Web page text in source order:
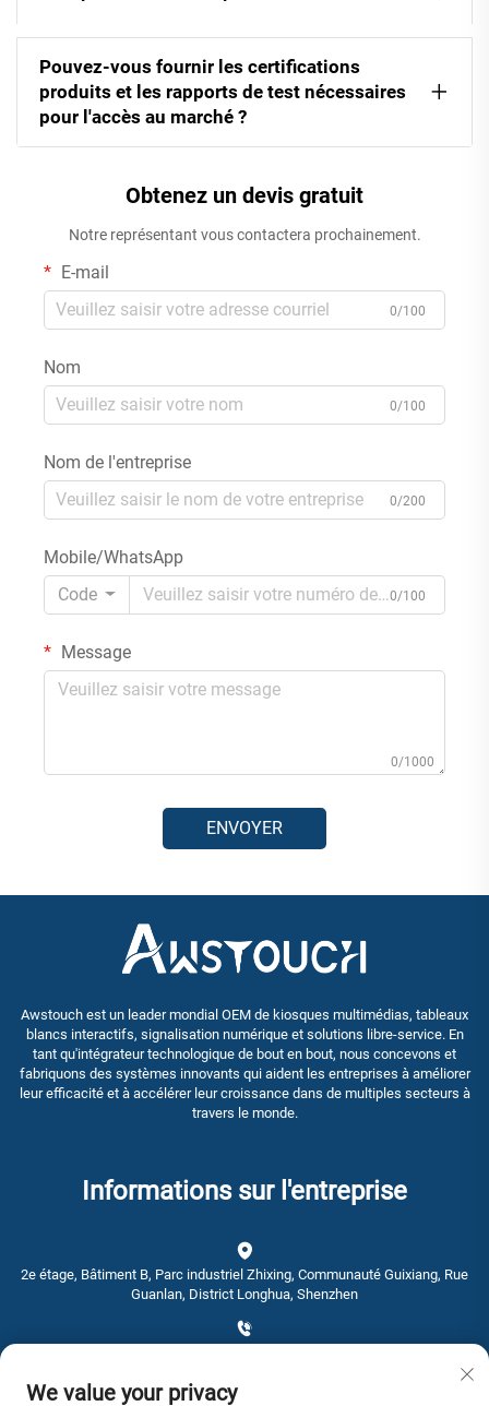
Pouvez-vous fournir les certifications
produits et les rapports de test nécessaires
pour l'accès au marché ?
Obtenez un devis gratuit
Notre représentant vous contactera prochainement.
E-mail
0/100
Nom
0/100
Nom de l'entreprise
0/200
Mobile/WhatsApp
Code
0/100
Message
0/1000
ENVOYER
Awstouch est un leader mondial OEM de kiosques multimédias, tableaux
blancs interactifs, signalisation numérique et solutions libre-service. En
tant qu'intégrateur technologique de bout en bout, nous concevons et
fabriquons des systèmes innovants qui aident les entreprises à améliorer
leur efficacité et à accélérer leur croissance dans de multiples secteurs à
travers le monde.
Informations sur l'entreprise
2e étage, Bâtiment B, Parc industriel Zhixing, Communauté Guixiang, Rue
Guanlan, District Longhua, Shenzhen
We value your privacy